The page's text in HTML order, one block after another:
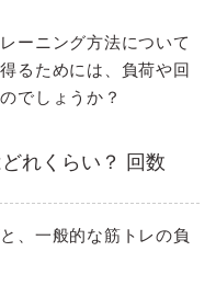
ーニング方法について
るためには、負荷や回
でしょうか？
れくらい？ 回数
、一般的な筋トレの負